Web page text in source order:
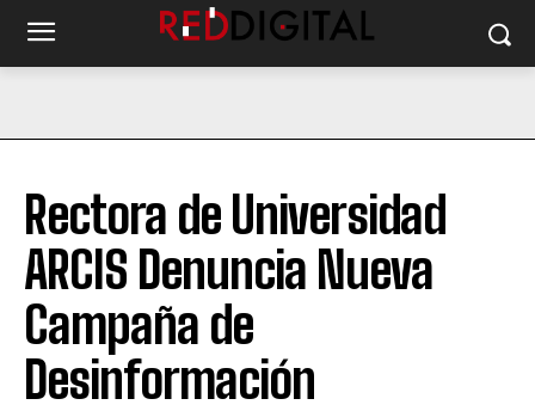
Rectora de Universidad
ARCIS Denuncia Nueva
Campaña de
Desinformación